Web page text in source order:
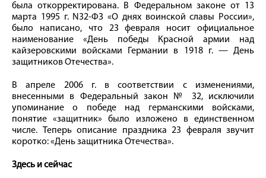
была откорректирована. В Федеральном законе от 13
марта 1995 г. N32-ФЗ «О днях воинской славы России»,
было написано, что 23 февраля носит официальное
наименование «День победы Красной армии над
кайзеровскими войсками Германии в 1918 г. — День
защитников Отечества».
В апреле 2006 г. в соответствии с изменениями,
внесенными в Федеральный закон № 32, исключили
упоминание о победе над германскими войсками,
понятие «защитник» было изложено в единственном
числе. Теперь описание праздника 23 февраля звучит
коротко: «День защитника Отечества».
Здесь и сейчас